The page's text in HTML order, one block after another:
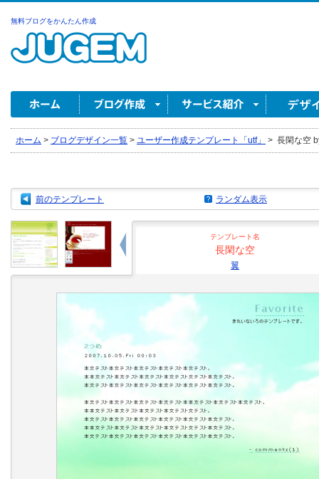
無料ブログをかんたん作成
ホーム > ブログデザイン一覧 > ユーザー作成テンプレート「utf」 > 長閑な空
前のテンプレート ランダム表示
テンプレート名
長閑な空
翼